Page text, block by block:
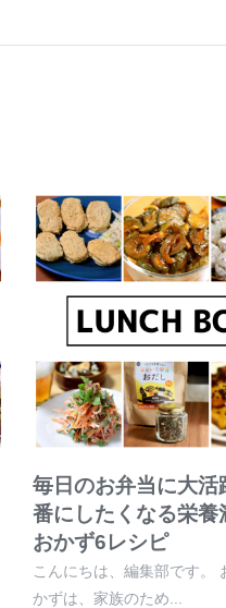
毎日のお弁当に大活
番にしたくなる栄養
おかず6レシピ
こんにちは、編集部です。
かずは、家族のため...